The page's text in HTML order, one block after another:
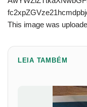
This image was
LEIA TAMBÉM